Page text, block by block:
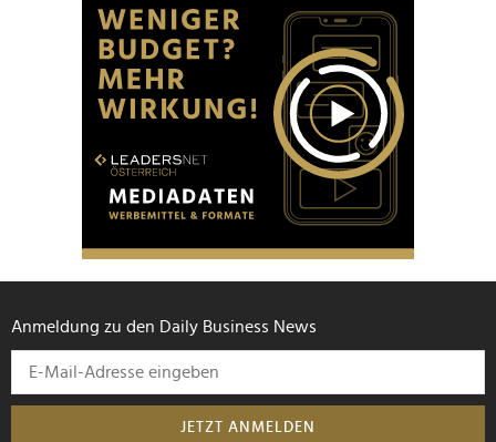
Anmeldung zu den Daily Business News
JETZT ANMELDEN